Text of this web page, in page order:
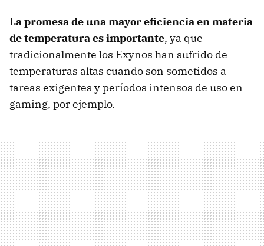
La promesa de una mayor eficiencia en materia
de temperatura es importante, ya que
tradicionalmente los Exynos han sufrido de
temperaturas altas cuando son sometidos a
tareas exigentes y períodos intensos de uso en
gaming, por ejemplo.